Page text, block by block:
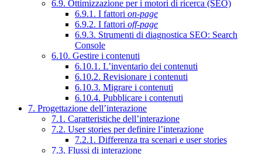
6.9. Ottimizzazione per i motori di ricerca (SEO)
6.9.1. I fattori on-page
6.9.2. I fattori off-page
6.9.3. Strumenti di diagnostica SEO: Search
Console
6.10. Gestire i contenuti
6.10.1. L’inventario dei contenuti
6.10.2. Revisionare i contenuti
6.10.3. Migrare i contenuti
6.10.4. Pubblicare i contenuti
7. Progettazione dell’interazione
7.1. Caratteristiche dell’interazione
7.2. User stories per definire l’interazione
7.2.1. Differenza tra scenari e user stories
7.3. Flussi di interazione